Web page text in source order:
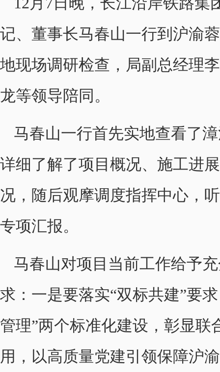
记、董事长马春山一行到沪渝
地现场调研检查，局副总经理
龙等领导陪同。
马春山一行首先实地查看了
详细了解了项目概况、施工进
况，随后观摩调度指挥中心，
专项汇报。
马春山对项目当前工作给予
求：一是要落实“双标共建”要
管理”两个标准化建设，彰显联
用，以高质量党建引领保障沪